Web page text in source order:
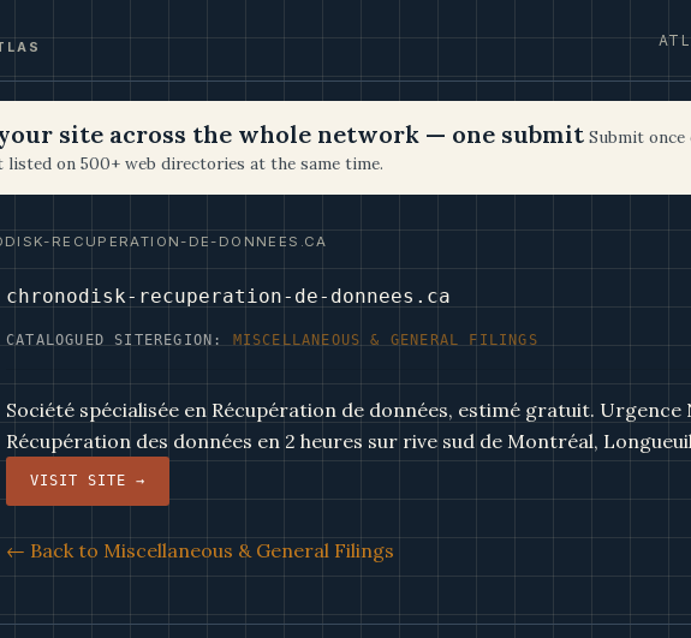
site across the whole network — one submit Submit once
listed on 500+ web directories at the same time.
RECUPERATION-DE-DONNEES.CA
chronodisk-recuperation-de-donnees.ca
CATALOGUED SITE REGION: MISCELLANEOUS & GENERAL FILINGS
Société spécialisée en Récupération de données, estimé gratuit. Urgence
Récupération des données en 2 heures sur rive sud de Montréal,
VISIT SITE →
← Back to Miscellaneous & General Filings